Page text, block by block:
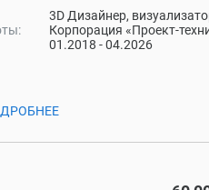
3D Дизайнер,
Корпорация «Проект-
01.2018 - 04.2026